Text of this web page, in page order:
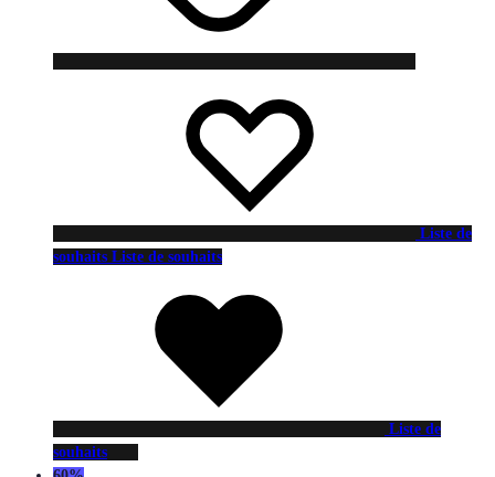
Liste de
souhaits Liste de souhaits
Liste de
souhaits